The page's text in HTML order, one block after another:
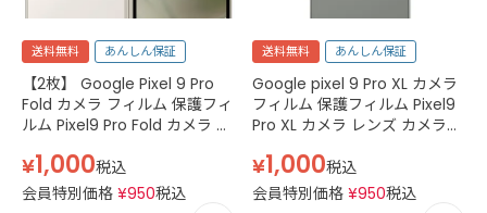
送料無料 あんしん保証
【2枚】 Google Pixel 9 Pro
Fold カメラ フィルム 保護フィ
ルム Pixel9 Pro Fold カメラ レ
バー グーグル ピクセル9 プロ
フォールド カメラカバー
docomo au softbank simフ
¥1,000税込
会員特別価格 ¥950税込
送料無料 あんしん保証
Google pixel 9 Pro XL カメラ
フィルム 保護フィルム Pixel9
Pro XL カメラ レンズ カメラフ
ピクセル9 プロ XL カメラカバ
ー docomo au softbank sim
フリー クリア 透明
¥1,000税込
会員特別価格 ¥950税込